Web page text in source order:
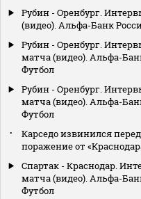
Рубин - Оренбург.
(видео). Альфа-Банк
Рубин - Оренбург.
матча (видео). Альфа-
Футбол
Рубин - Оренбург.
матча (видео). Альфа-
Футбол
Карседо извинился
поражение от
Спартак - Краснодар.
матча (видео). Альфа-
Футбол